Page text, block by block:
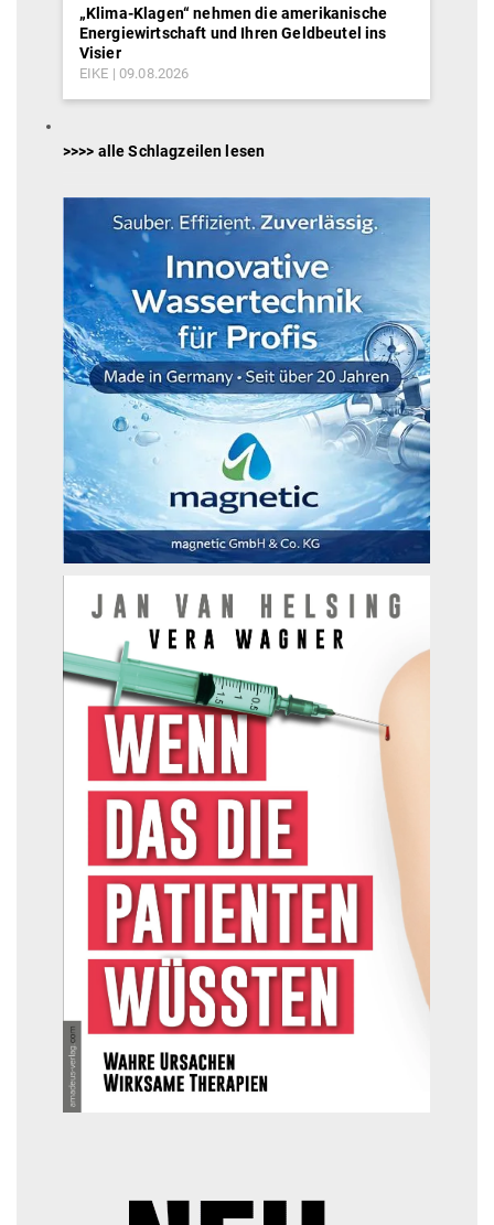
„Klima-Klagen“ nehmen die amerikanische
Energiewirtschaft und Ihren Geldbeutel ins
Visier
EIKE 09.08.2026
>>>> alle Schlagzeilen lesen